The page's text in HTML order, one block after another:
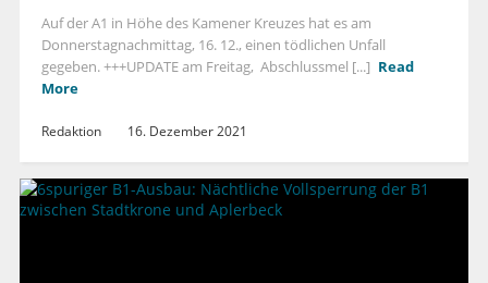
Auf der A1 in Höhe des Kamener Kreuzes hat es am
Donnerstagnachmittag, 16. 12., einen tödlichen Unfall
gegeben. +++UPDATE am Freitag, Abschlussmel [...] Read
More
Redaktion 16. Dezember 2021